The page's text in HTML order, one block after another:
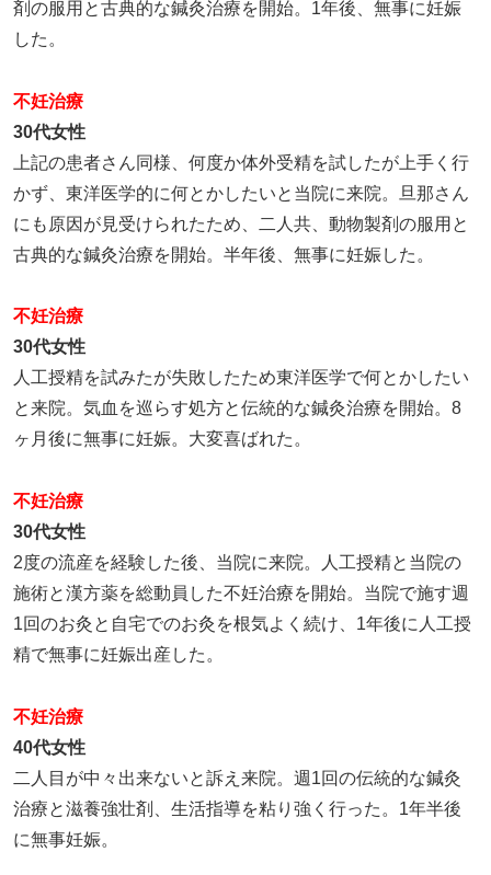
剤の服用と古典的な鍼灸治療を開始。1年後、無事に妊娠
した。
不妊治療
30代女性
上記の患者さん同様、何度か体外受精を試したが上手く行
かず、東洋医学的に何とかしたいと当院に来院。旦那さん
にも原因が見受けられたため、二人共、動物製剤の服用と
古典的な鍼灸治療を開始。半年後、無事に妊娠した。
不妊治療
30代女性
人工授精を試みたが失敗したため東洋医学で何とかしたい
と来院。気血を巡らす処方と伝統的な鍼灸治療を開始。8
ヶ月後に無事に妊娠。大変喜ばれた。
不妊治療
30代女性
2度の流産を経験した後、当院に来院。人工授精と当院の
施術と漢方薬を総動員した不妊治療を開始。当院で施す週
1回のお灸と自宅でのお灸を根気よく続け、1年後に人工授
精で無事に妊娠出産した。
不妊治療
40代女性
二人目が中々出来ないと訴え来院。週1回の伝統的な鍼灸
治療と滋養強壮剤、生活指導を粘り強く行った。1年半後
に無事妊娠。